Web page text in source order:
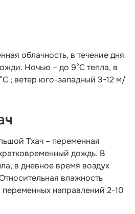
облачность, в течение дня
Ночью – до 9°С тепла, в
; ветер юго-западный 3-12 м/
Тхач – переменная
дождь. В
в дневное время воздух
влажность
переменных направлений 2-10